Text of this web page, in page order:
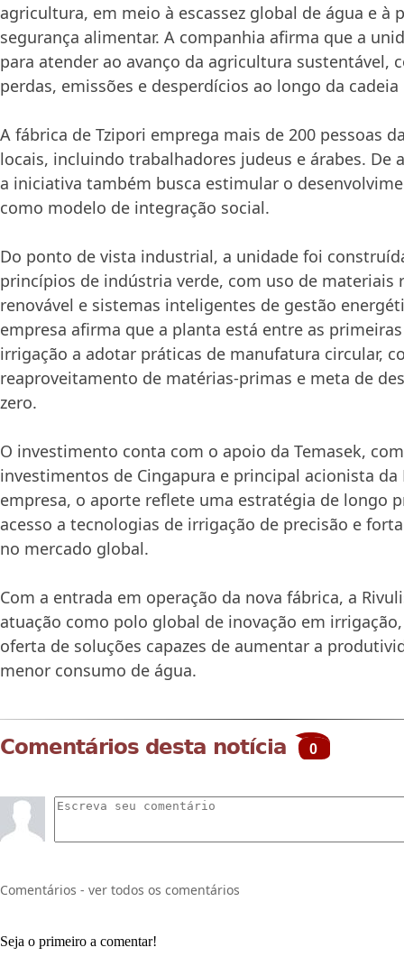
agricultura, em meio à escassez global de água e à
segurança alimentar. A companhia afirma que a
para atender ao avanço da agricultura sustentável,
perdas, emissões e desperdícios ao longo da
A fábrica de Tzipori emprega mais de 200 pessoas
locais, incluindo trabalhadores judeus e árabes. De
a iniciativa também busca estimular o
como modelo de integração social.
Do ponto de vista industrial, a unidade foi
princípios de indústria verde, com uso de materiais
renovável e sistemas inteligentes de gestão
empresa afirma que a planta está entre as
irrigação a adotar práticas de manufatura circular,
reaproveitamento de matérias-primas e meta de
zero.
O investimento conta com o apoio da Temasek,
investimentos de Cingapura e principal acionista da
empresa, o aporte reflete uma estratégia de longo
acesso a tecnologias de irrigação de precisão e
no mercado global.
Com a entrada em operação da nova fábrica, a
atuação como polo global de inovação em
oferta de soluções capazes de aumentar a
menor consumo de água.
Comentários desta notícia 0
Comentários - ver todos os comentários
Seja o primeiro a comentar!